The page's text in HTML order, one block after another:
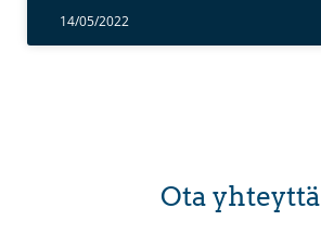
14/05/2022
Ota yhteyttä